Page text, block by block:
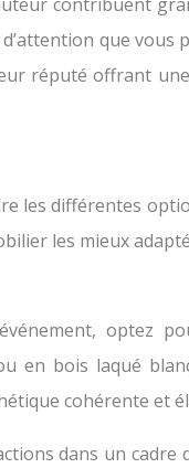
que vous
réputé offrant
les différentes
les mieux
optez
en bois laqué
cohérente et
dans un cadre